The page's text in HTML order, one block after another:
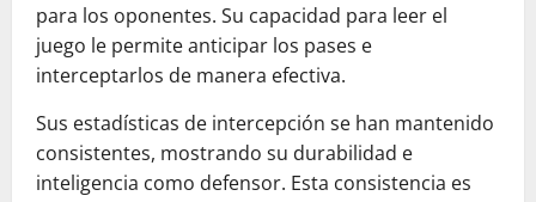
para los oponentes. Su capacidad para leer el
juego le permite anticipar los pases e
interceptarlos de manera efectiva.
Sus estadísticas de intercepción se han mantenido
consistentes, mostrando su durabilidad e
inteligencia como defensor. Esta consistencia es